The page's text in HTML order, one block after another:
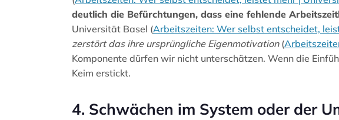
deutlich die Befürchtungen, dass eine fehlende
Universität Basel (Arbeitszeiten: Wer selbst entscheidet,
zerstört das ihre ursprüngliche Eigenmotivation(
Komponente dürfen wir nicht unterschätzen. Wenn die
Keim erstickt.
4. Schwächen im System oder der